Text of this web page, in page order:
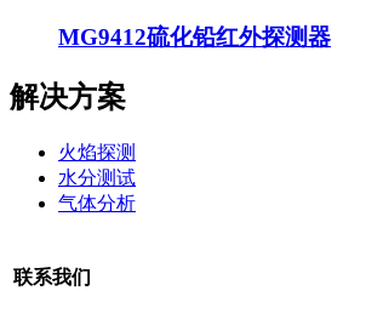
MG9412硫化铅红外探测器
解决方案
火焰探测
水分测试
气体分析
联系我们